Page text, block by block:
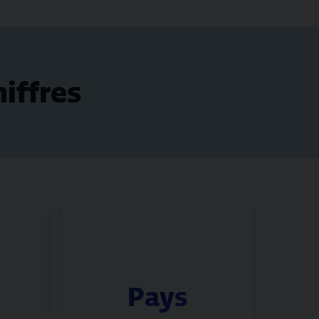
Pays
et à ses partenaires, le
groupe GLS couvre plus de